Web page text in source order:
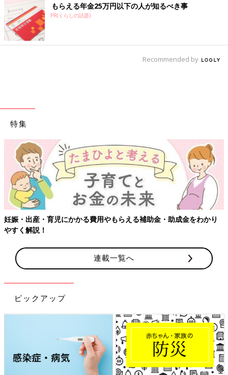
もらえる年金25万円以下の人が知るべき事
PR(くらしの話題)
Recommended by
特集
【ワクチン接種できるものも】妊婦の感染症対策、知っておいて！
連載一覧へ
ピックアップ